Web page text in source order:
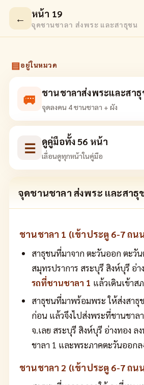
← หน้า 19
จุดชานชาลา ส่งพระ และสาธุชน
▤อยู่ในหมวด
🚐 ชานชาลาส่งพระและสา
จุดลงคน 4 ชานชาลา + ผัง
☰ ดูคู่มือทั้ง 56 หน้า
เลื่อนดูทุกหน้าในคู่มือ
จุดชานชาลา ส่งพระ และสาธุ
ชานชาลา 1 (เข้าประตู 6-7 ถน
สาธุชนที่มาจาก ตะวันออก ตะวั
สมุทรปราการ สระบุรี สิงห์บุรี อ่า
รถที่ชานชาลา 1 แล้วเดินเข้าส
สาธุชนที่มาพร้อมพระ ให้ส่งสาธุ
ก่อน แล้วจึงไปส่งพระที่ชานชาล
จ.เลย สระบุรี สิงห์บุรี อ่างทอง
ชาลา 1 และพระภาคตะวันออก
ชานชาลา 2 (เข้าประตู 6-7 ถน